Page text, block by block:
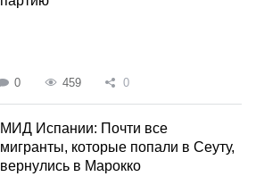
0 459 0
МИД Испании: Почти все
мигранты, которые попали в Сеуту,
вернулись в Марокко